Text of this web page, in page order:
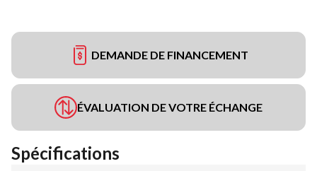
DEMANDE DE FINANCEMENT
ÉVALUATION DE VOTRE ÉCHANGE
Spécifications